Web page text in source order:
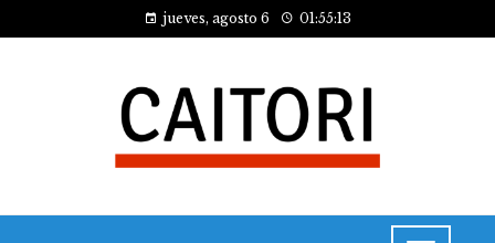
jueves, agosto 6 01:55:14